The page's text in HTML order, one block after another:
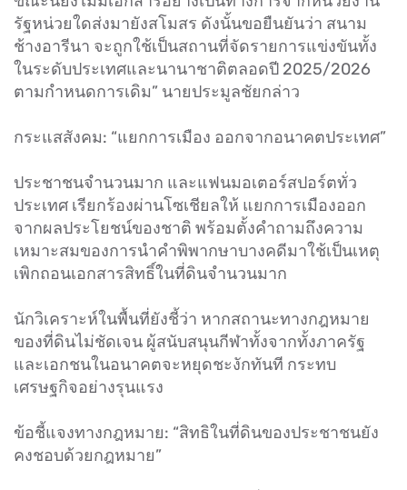
รัฐหน่วยใดส่งมายังสโมสร ดังนั้นขอยืนยันว่า สนาม
ช้างอารีนา จะถูกใช้เป็นสถานที่จัดรายการแข่งขันทั้ง
ในระดับประเทศและนานาชาติตลอดปี 2025/2026
ตามกำหนดการเดิม” นายประมูลชัยกล่าว
กระแสสังคม: “แยกการเมือง ออกจากอนาคตประเทศ”
ประชาชนจำนวนมาก และแฟนมอเตอร์สปอร์ตทั่ว
ประเทศ เรียกร้องผ่านโซเชียลให้ แยกการเมืองออก
จากผลประโยชน์ของชาติ พร้อมตั้งคำถามถึงความ
เหมาะสมของการนำคำพิพากษาบางคดีมาใช้เป็นเหตุ
เพิกถอนเอกสารสิทธิ์ในที่ดินจำนวนมาก
นักวิเคราะห์ในพื้นที่ยังชี้ว่า หากสถานะทางกฎหมาย
ของที่ดินไม่ชัดเจน ผู้สนับสนุนกีฬาทั้งจากทั้งภาครัฐ
และเอกชนในอนาคตจะหยุดชะงักทันที กระทบ
เศรษฐกิจอย่างรุนแรง
ข้อชี้แจงทางกฎหมาย: “สิทธิในที่ดินของประชาชนยัง
คงชอบด้วยกฎหมาย”